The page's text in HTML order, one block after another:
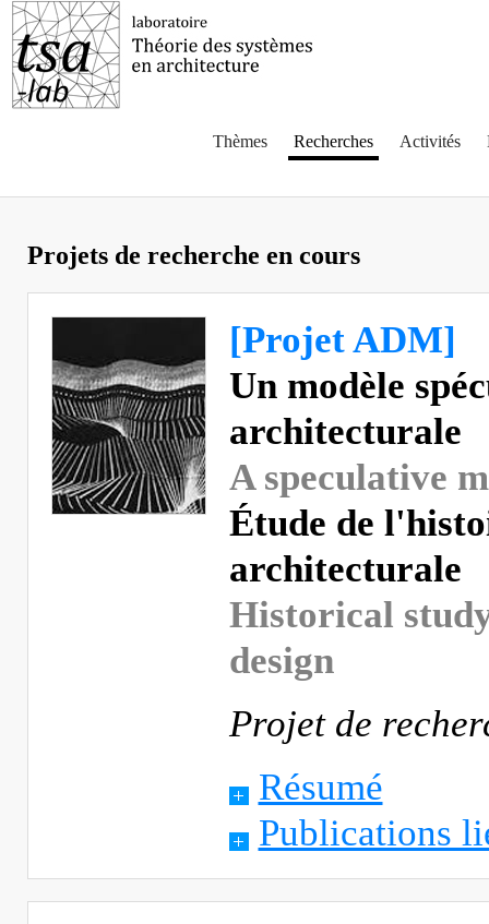
Thèmes Recherches Activités
Projets de recherche en cours
[Projet ADM]
Un modèle
architecturale
A speculative
Étude de
architecturale
Historical
design
Projet de
Résumé
Publications